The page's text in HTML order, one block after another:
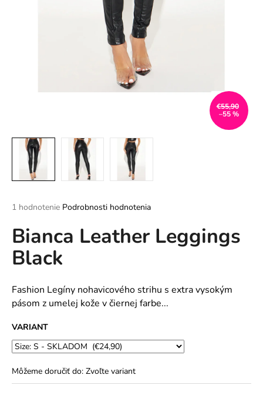
Priemerné
produktu
je
5,0
z
hviezdičiek.
1 hodnotenie Podrobnosti hodnotenia
Bianca Leather Leggings
Black
Fashion Legíny nohavicového strihu s extra vysokým
pásom z umelej kože v čiernej farbe...
VARIANT
Môžeme doručiť do: Zvoľte variant
€55,90
–55 %
HĽADAŤ
d
p
o
r
ú
č
m
e